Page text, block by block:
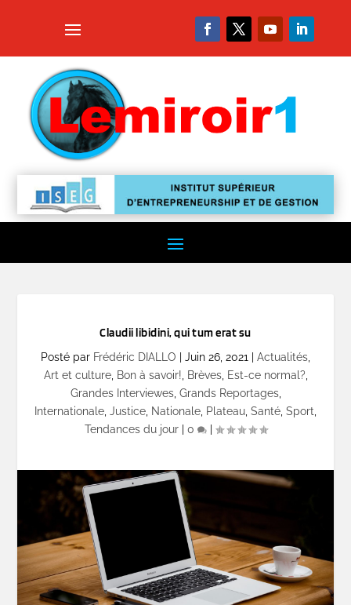
Claudii libidini, qui tum erat su
Posté par Frédéric DIALLO Juin 26, 2021 Actualités
Art et culture, Bon à savoir! Brèves, Est-ce normal?
Grandes Interviewes, Grands Reportages,
Internationale Justice Nationale Plateau Santé Sport
Tendances du jour| 0 |